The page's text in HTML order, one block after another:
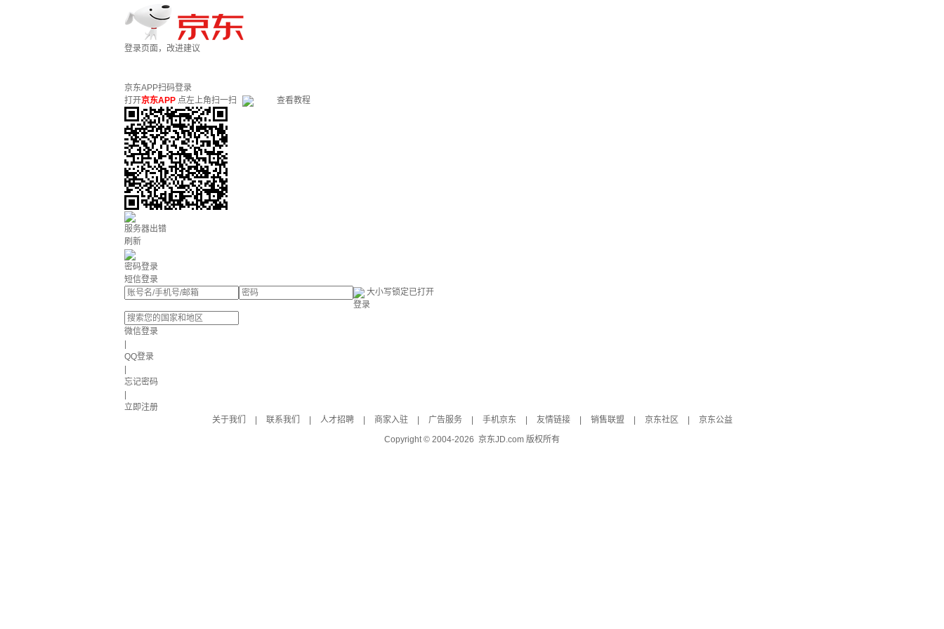
登录页面，改进建议
京东APP扫码登录
打开京东APP 点左上角扫一扫 查看教程
服务器出错
刷新
密码登录
短信登录
大小写锁定已打开
登录
微信登录
QQ登录
忘记密码
立即注册
关于我们
联系我们 人才招聘 商家入驻 广告服务 手机京东 友情链接 销售联盟 京东社区
京东公益
Copyright © 2004-2026 京东JD.com 版权所有